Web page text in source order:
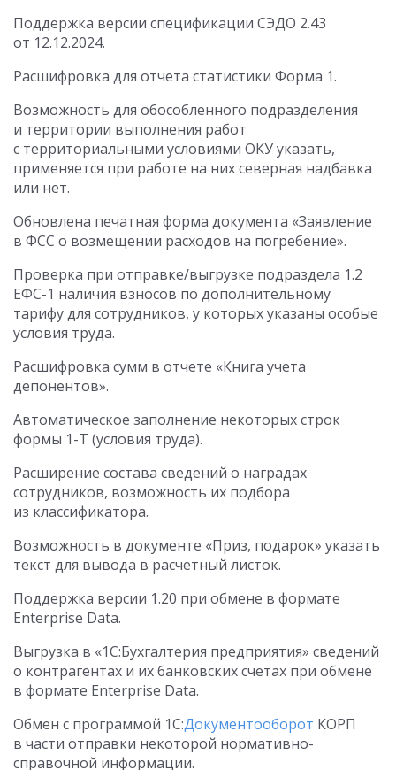
Поддержка версии спецификации СЭДО 2.43
от 12.12.2024.
Расшифровка для отчета статистики Форма 1.
Возможность для обособленного подразделения
и территории выполнения работ
с территориальными условиями ОКУ указать,
применяется при работе на них северная надбавка
или нет.
Обновлена печатная форма документа «Заявление
в ФСС о возмещении расходов на погребение».
Проверка при отправке/выгрузке подраздела 1.2
ЕФС-1 наличия взносов по дополнительному
тарифу для сотрудников, у которых указаны особые
условия труда.
Расшифровка сумм в отчете «Книга учета
депонентов».
Автоматическое заполнение некоторых строк
формы 1-Т (условия труда).
Расширение состава сведений о наградах
сотрудников, возможность их подбора
из классификатора.
Возможность в документе «Приз, подарок» указать
текст для вывода в расчетный листок.
Поддержка версии 1.20 при обмене в формате
Enterprise Data.
Выгрузка в «1С:Бухгалтерия предприятия» сведений
о контрагентах и их банковских счетах при обмене
в формате Enterprise Data.
Обмен с программой 1С:Документооборот КОРП
в части отправки некоторой нормативно-
справочной информации.